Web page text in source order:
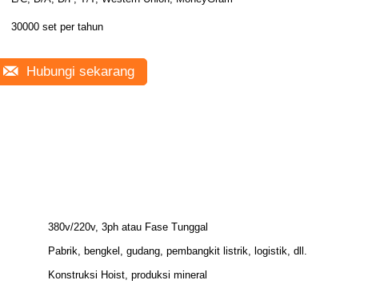
30000 set per tahun
Hubungi sekarang
380v/220v, 3ph atau Fase Tunggal
Pabrik, bengkel, gudang, pembangkit listrik, logistik, dll.
Konstruksi Hoist, produksi mineral